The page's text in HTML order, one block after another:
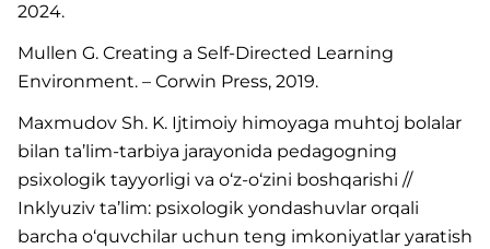
2024.
Mullen G. Creating a Self-Directed Learning
Environment. – Corwin Press, 2019.
Maxmudov Sh. K. Ijtimoiy himoyaga muhtoj bolalar
bilan ta’lim-tarbiya jarayonida pedagogning
psixologik tayyorligi va o‘z-o‘zini boshqarishi //
Inklyuziv ta’lim: psixologik yondashuvlar orqali
barcha o‘quvchilar uchun teng imkoniyatlar yaratish